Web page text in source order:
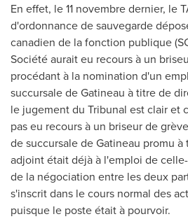
En effet, le 11 novembre dernier, le
d'ordonnance de sauvegarde
canadien de la fonction publique
Société aurait eu recours à un
procédant à la nomination d'un
succursale deGatineau à titre de
le jugement du Tribunal est clair et
pas eu recours à un briseur de
de succursale de Gatineau promu
adjoint était déjà à l'emploi de
de la négociation entre les deux
s'inscrit dans le cours normal des
puisque le poste était à pourvoir.